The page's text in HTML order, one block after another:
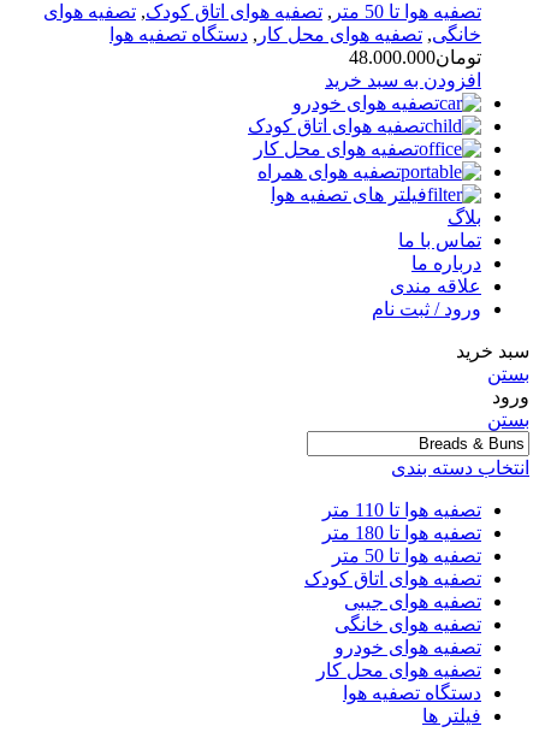
تصفیه هوا تا 50 متر , تصفیه هوای اتاق کودک, تصفیه هوای
خانگی, تصفیه هوای محل کار , دستگاه تصفیه هوا
تومان48.000.000
افزودن به سبد خرید
تصفیه هوای خودرو
تصفیه هوای اتاق کودک
تصفیه هوای محل کار
تصفیه هوای همراه
فیلتر های تصفیه هوا
بلاگ
تماس با ما
درباره ما
علاقه مندی
ورود / ثبت نام
سبد خرید
بستن
ورود
بستن
انتخاب دسته بندی
تصفیه هوا تا 110 متر
تصفیه هوا تا 180 متر
تصفیه هوا تا 50 متر
تصفیه هوای اتاق کودک
تصفیه هوای جیبی
تصفیه هوای خانگی
تصفیه هوای خودرو
تصفیه هوای محل کار
دستگاه تصفیه هوا
فیلتر ها